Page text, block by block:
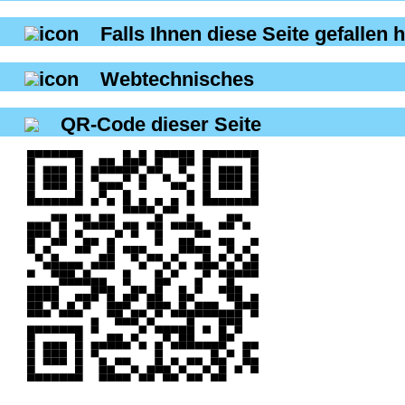
Falls Ihnen diese Seite gefallen
Webtechnisches
QR-Code dieser Seite